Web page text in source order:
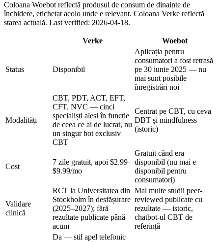
Coloana Woebot reflectă produsul de consum de dinainte de
închidere, etichetat acolo unde e relevant. Coloana Verke reflectă
starea actuală. Last verified: 2026-04-18.
Verke Woebot
Status Disponibil
Aplicația pentru
consumatori a fost retrasă
pe 30 iunie 2025 — nu
mai sunt posibile
înregistrări noi
Modalități
CBT, PDT, ACT, EFT,
CFT, NVC — cinci
specialiști aleși în funcție
de ceea ce ai de lucrat, nu
un singur bot exclusiv
CBT
Centrat pe CBT, cu ceva
DBT și mindfulness
(istoric)
Cost
7 zile gratuit, apoi $2.99–
$9.99/mo
Gratuit când era
disponibil (nu mai e
disponibil pentru
consumatori)
Validare
clinică
RCT la Universitatea din
Stockholm în desfășurare
(2025–2027); fără
rezultate publicate până
acum
Mai multe studii peer-
reviewed publicate cu
rezultate — istoric,
chatbot-ul CBT de
referință
Da — stil apel telefonic